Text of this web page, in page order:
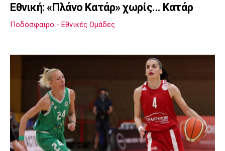
Εθνική: «Πλάνο Κατάρ» χωρίς... Κατάρ
Ποδόσφαιρο - Εθνικές Ομάδες